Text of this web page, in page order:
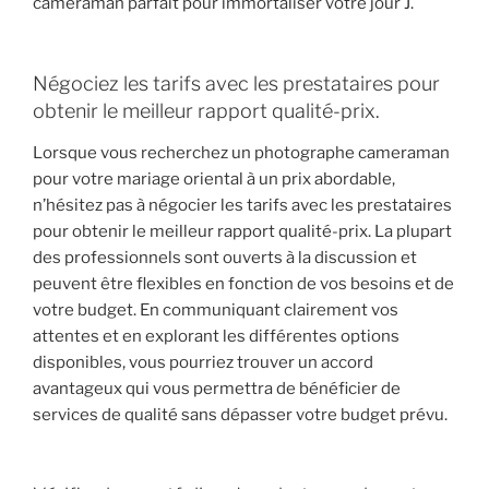
Négociez les tarifs avec les prestataires pour
obtenir le meilleur rapport qualité-prix.
Lorsque vous recherchez un photographe cameraman
pour votre mariage oriental à un prix abordable,
n’hésitez pas à négocier les tarifs avec les prestataires
pour obtenir le meilleur rapport qualité-prix. La plupart
des professionnels sont ouverts à la discussion et
peuvent être flexibles en fonction de vos besoins et de
votre budget. En communiquant clairement vos
attentes et en explorant les différentes options
disponibles, vous pourriez trouver un accord
avantageux qui vous permettra de bénéficier de
services de qualité sans dépasser votre budget prévu.